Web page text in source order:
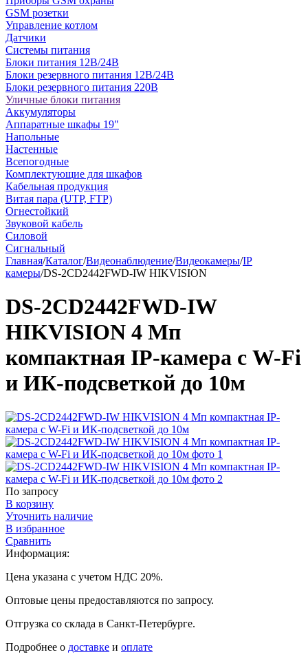
GSM розетки
Управление котлом
Датчики
Системы питания
Блоки питания 12В/24В
Блоки резервного питания 12В/24В
Блоки резервного питания 220В
Уличные блоки питания
Аккумуляторы
Аппаратные шкафы 19"
Напольные
Настенные
Всепогодные
Комплектующие для шкафов
Кабельная продукция
Витая пара (UTP, FTP)
Огнестойкий
Звуковой кабель
Силовой
Сигнальный
Главная/Каталог/Видеонаблюдение/Видеокамеры/IP
камеры/DS-2CD2442FWD-IW HIKVISION
DS-2CD2442FWD-IW
HIKVISION 4 Мп
компактная IP-камера с W-Fi
и ИК-подсветкой до 10м
По запросу
В корзину
Уточнить наличие
В избранное
Сравнить
Информация:
Цена указана с учетом НДС 20%.
Оптовые цены предоставляются по запросу.
Отгрузка со склада в Санкт-Петербурге.
Подробнее о доставке и оплате